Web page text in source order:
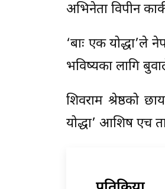
अभिनेता विपीन
‘बाः एक योद्धा’ले
भविष्यका लागि
शिवराम श्रेष्ठको
योद्धा’ आशिष एच